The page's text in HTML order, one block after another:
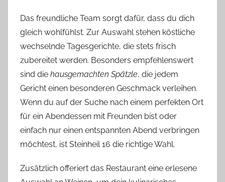
Das freundliche Team sorgt dafür, dass du dich
gleich wohlfühlst. Zur Auswahl stehen köstliche
wechselnde Tagesgerichte, die stets frisch
zubereitet werden. Besonders empfehlenswert
sind die hausgemachten Spätzle, die jedem
Gericht einen besonderen Geschmack verleihen.
Wenn du auf der Suche nach einem perfekten Ort
für ein Abendessen mit Freunden bist oder
einfach nur einen entspannten Abend verbringen
möchtest, ist Steinheil 16 die richtige Wahl.
Zusätzlich offeriert das Restaurant eine erlesene